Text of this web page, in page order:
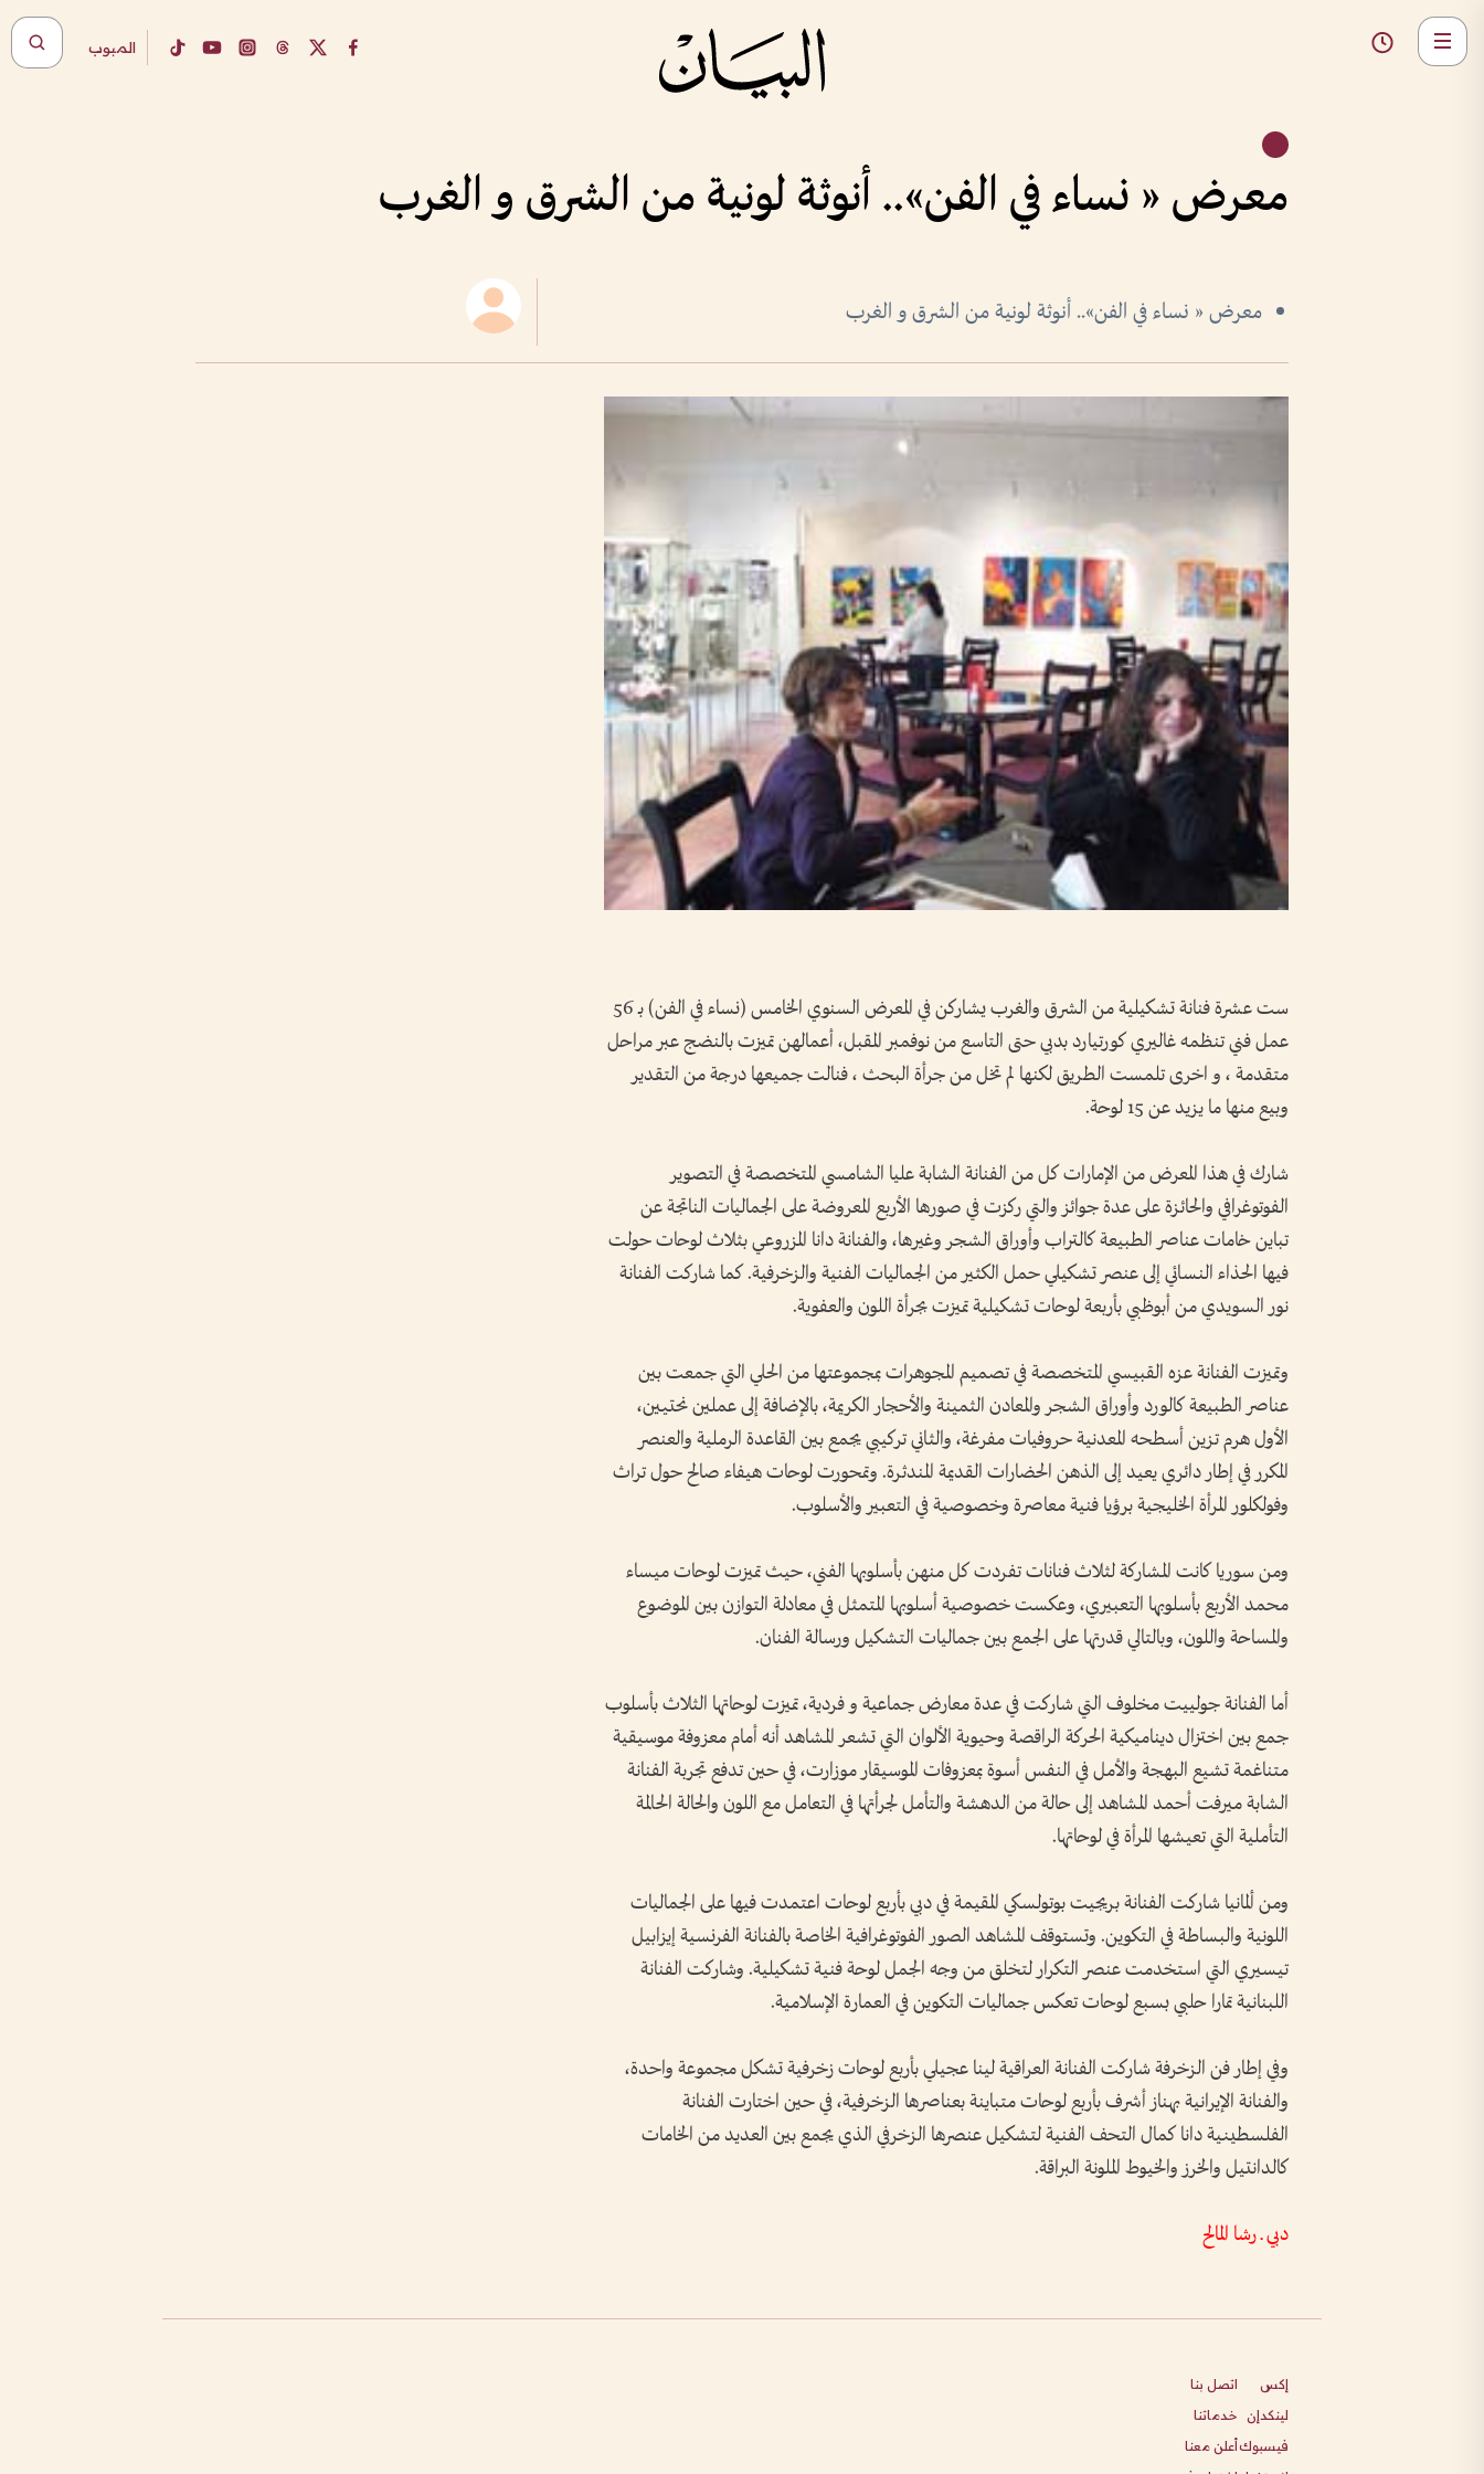
المبوب
معرض « نساء في الفن».. أنوثة لونية من الشرق و الغرب
معرض « نساء في الفن».. أنوثة لونية من الشرق و الغرب
ست عشرة فنانة تشكيلية من الشرق والغرب يشاركن في المعرض السنوي الخامس (نساء في الفن) بـ 56
عمل فني تنظمه غاليري كورتيارد بدبي حتى التاسع من نوفمبر المقبل، أعمالهن تميزت بالنضج عبر مراحل
متقدمة ، و اخرى تلمست الطريق لكنها لم تخل من جرأة البحث ، فنالت جميعها درجة من التقدير
وبيع منها ما يزيد عن 15 لوحة.
شارك في هذا المعرض من الإمارات كل من الفنانة الشابة عليا الشامسي المتخصصة في التصوير
الفوتوغرافي والحائزة على عدة جوائز والتي ركزت في صورها الأربع المعروضة على الجماليات الناتجة عن
تباين خامات عناصر الطبيعة كالتراب وأوراق الشجر وغيرها، والفنانة دانا المزروعي بثلاث لوحات حولت
فيها الحذاء النسائي إلى عنصر تشكيلي حمل الكثير من الجماليات الفنية والزخرفية. كما شاركت الفنانة
نور السويدي من أبوظبي بأربعة لوحات تشكيلية تميزت بجرأة اللون والعفوية.
وتميزت الفنانة عزه القبيسي المتخصصة في تصميم المجوهرات بمجموعتها من الحلي التي جمعت بين
عناصر الطبيعة كالورد وأوراق الشجر والمعادن الثمينة والأحجار الكريمة، بالإضافة إلى عملين نحتيين،
الأول هرم تزين أسطحه المعدنية حروفيات مفرغة، والثاني تركيبي يجمع بين القاعدة الرملية والعنصر
المكرر في إطار دائري يعيد إلى الذهن الحضارات القديمة المندثرة. وتمحورت لوحات هيفاء صالح حول تراث
وفولكلور المرأة الخليجية برؤيا فنية معاصرة وخصوصية في التعبير والأسلوب.
ومن سوريا كانت المشاركة لثلاث فنانات تفردت كل منهن بأسلوبها الفني، حيث تميزت لوحات ميساء
محمد الأربع بأسلوبها التعبيري، وعكست خصوصية أسلوبها المتمثل في معادلة التوازن بين الموضوع
والمساحة واللون، وبالتالي قدرتها على الجمع بين جماليات التشكيل ورسالة الفنان.
أما الفنانة جولييت مخلوف التي شاركت في عدة معارض جماعية و فردية، تميزت لوحاتها الثلاث بأسلوب
جمع بين اختزال ديناميكية الحركة الراقصة وحيوية الألوان التي تشعر المشاهد أنه أمام معزوفة موسيقية
متناغمة تشيع البهجة والأمل في النفس أسوة بمعزوفات الموسيقار موزارت، في حين تدفع تجربة الفنانة
الشابة ميرفت أحمد المشاهد إلى حالة من الدهشة والتأمل لجرأتها في التعامل مع اللون والحالة الحالمة
التأملية التي تعيشها المرأة في لوحاتها.
ومن ألمانيا شاركت الفنانة بريجيت بوتولسكي المقيمة في دبي بأربع لوحات اعتمدت فيها على الجماليات
اللونية والبساطة في التكوين. وتستوقف المشاهد الصور الفوتوغرافية الخاصة بالفنانة الفرنسية إيزابيل
تيسيري التي استخدمت عنصر التكرار لتخلق من وجه الجمل لوحة فنية تشكيلية. وشاركت الفنانة
اللبنانية تمارا حلبي بسبع لوحات تعكس جماليات التكوين في العمارة الإسلامية.
وفي إطار فن الزخرفة شاركت الفنانة العراقية لينا عجيلي بأربع لوحات زخرفية تشكل مجموعة واحدة،
والفنانة الإيرانية بهناز أشرف بأربع لوحات متباينة بعناصرها الزخرفية، في حين اختارت الفنانة
الفلسطينية دانا كمال التحف الفنية لتشكيل عنصرها الزخرفي الذي يجمع بين العديد من الخامات
كالدانتيل والخرز والخيوط الملونة البراقة.
دبي ـ رشا المالح
إكس
لينكدإن
فيسبوك
اتصل بنا
خدماتنا
أعلن معنا